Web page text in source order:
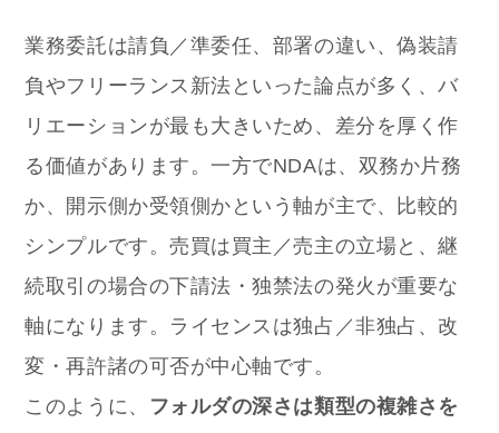
業務委託は請負／準委任、部署の違い、偽装請
負やフリーランス新法といった論点が多く、バ
リエーションが最も大きいため、差分を厚く作
る価値があります。一方でNDAは、双務か片務
か、開示側か受領側かという軸が主で、比較的
シンプルです。売買は買主／売主の立場と、継
続取引の場合の下請法・独禁法の発火が重要な
軸になります。ライセンスは独占／非独占、改
変・再許諸の可否が中心軸です。
このように、
フォルダの深さは類型の複雑さを